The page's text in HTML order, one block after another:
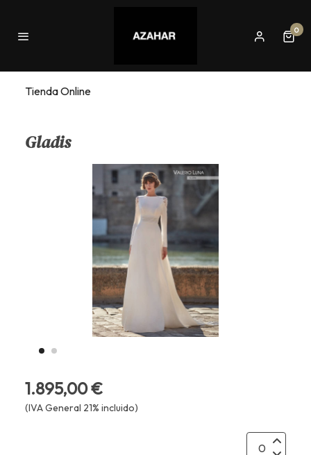
0
Tienda Online
Gladis
1.895,00 €
(IVA General 21% incluido)